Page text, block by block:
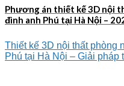
Phương án thiết kế 3D nội
đình anh Phú tại Hà Nội –
Thiết kế 3D nội thất phòng
Phú tại Hà Nội – Giải pháp